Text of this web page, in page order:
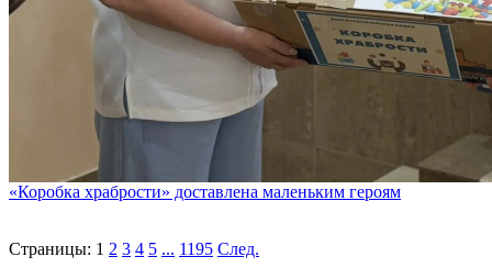
«Коробка храбрости» доставлена маленьким героям
Страницы: 1 2 3 4 5 ... 1195 След.